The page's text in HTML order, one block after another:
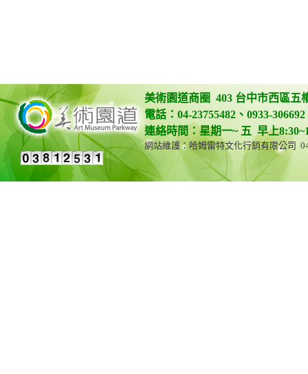
美術園道商圈 403 台中市西區五
電話：04-23755482、0933-
連絡時間：星期一~ 五 早上
網站維護：哈姆雷特文化行銷有限公司